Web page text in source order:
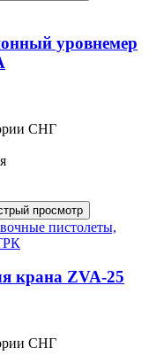
уровнемер
СНГ
просмотр
пистолеты,
крана ZVA-25
СНГ